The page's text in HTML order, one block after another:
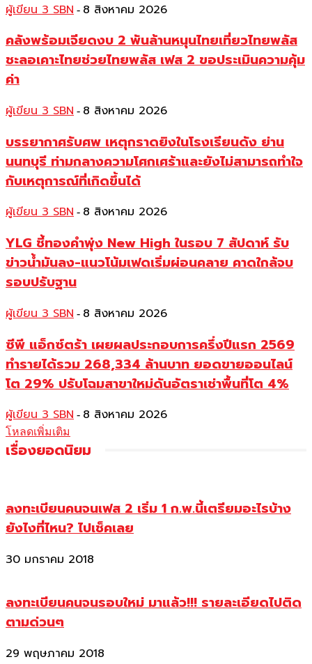
ผู้เขียน 3 SBN - 8 สิงหาคม 2026
คลังพร้อมเจียดงบ 2 พันล้านหนุนไทยเที่ยวไทยพลัส
ชะลอเคาะไทยช่วยไทยพลัส เฟส 2 ขอประเมินความคุ้ม
ค่า
ผู้เขียน 3 SBN - 8 สิงหาคม 2026
บรรยากาศรับศพ เหตุกราดยิงในโรงเรียนดัง ย่าน
นนทบุรี ท่ามกลางความโศกเศร้าและยังไม่สามารถทำใจ
กับเหตุการณ์ที่เกิดขึ้นได้
ผู้เขียน 3 SBN - 8 สิงหาคม 2026
YLG ชี้ทองคำพุ่ง New High ในรอบ 7 สัปดาห์ รับ
ข่าวน้ำมันลง-แนวโน้มเฟดเริ่มผ่อนคลาย คาดใกล้จบ
รอบปรับฐาน
ผู้เขียน 3 SBN - 8 สิงหาคม 2026
ซีพี แอ็กซ์ตร้า เผยผลประกอบการครึ่งปีแรก 2569
ทำรายได้รวม 268,334 ล้านบาท ยอดขายออนไลน์
โต 29% ปรับโฉมสาขาใหม่ดันอัตราเช่าพื้นที่โต 4%
ผู้เขียน 3 SBN - 8 สิงหาคม 2026
โหลดเพิ่มเติม
เรื่องยอดนิยม
ลงทะเบียนคนจนเฟส 2 เริ่ม 1 ก.พ.นี้เตรียมอะไรบ้าง
ยังไงที่ไหน? ไปเช็คเลย
30 มกราคม 2018
ลงทะเบียนคนจนรอบใหม่ มาแล้ว!!! รายละเอียดไปติด
ตามด่วนๆ
29 พฤษภาคม 2018